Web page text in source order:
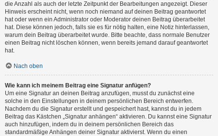
die Anzahl als auch der letzte Zeitpunkt der Bearbeitungen angezeigt. Dieser
Hinweis erscheint nicht, wenn noch niemand auf deinen Beitrag geantwortet
hat oder wenn ein Administrator oder Moderator deinen Beitrag überarbeitet
hat. Diese können jedoch, falls sie es für nötig halten, eine Notiz hinterlassen,
warum dein Beitrag überarbeitet wurde. Bitte beachte, dass normale Benutzer
einen Beitrag nicht löschen können, wenn bereits jemand darauf geantwortet
hat.
Nach oben
Wie kann ich meinem Beitrag eine Signatur anfügen?
Um eine Signatur an deinen Beitrag anzufügen, musst du zunächst eine
solche in den Einstellungen in deinem persönlichen Bereich entwerfen.
Nachdem du die Signatur erstellt und gespeichert hast, kannst du in jedem
Beitrag das Kästchen „Signatur anhängen“ aktivieren. Du kannst eine Signatur
auch hinzufügen, indem du in deinem persönlichen Bereich das
standardmäßige Anhängen deiner Signatur aktivierst. Wenn du einen